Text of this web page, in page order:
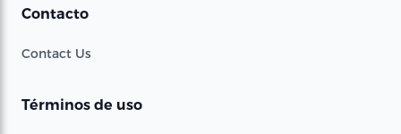
Contacto
Contact Us
Términos de uso